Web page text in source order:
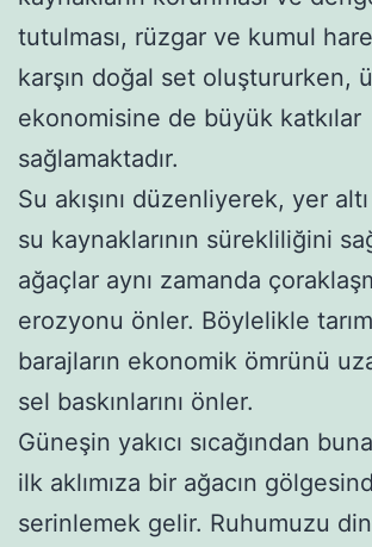
tutulması, rüzgar ve kumul
karşın doğal set oluştururken,
ekonomisine de büyük katkılar
sağlamaktadır.
Su akışını düzenliyerek, yer
su kaynaklarının sürekliliğini
ağaçlar aynı zamanda
erozyonu önler. Böylelikle
barajların ekonomik ömrünü
sel baskınlarını önler.
Güneşin yakıcı sıcağından
ilk aklımıza bir ağacın
serinlemek gelir. Ruhumuzu